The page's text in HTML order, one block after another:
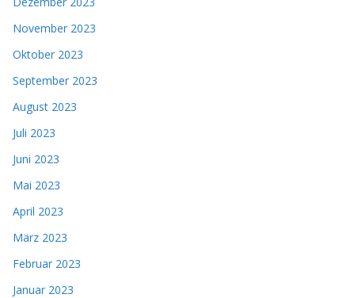
November 2023
Oktober 2023
September 2023
August 2023
Juli 2023
Juni 2023
Mai 2023
April 2023
März 2023
Februar 2023
Januar 2023